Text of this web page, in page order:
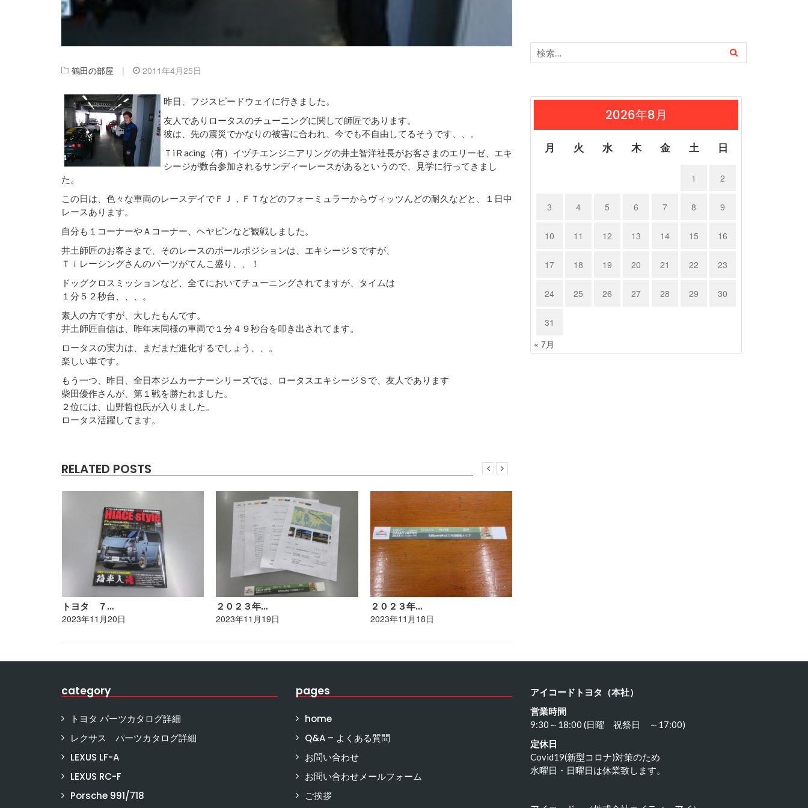
鶴田の部屋 | 2011年4月25日
昨日、フジスピードウェイに行きました。
友人でありロータスのチューニングに関して師匠であります。
彼は、先の震災でかなりの被害に合われ、今でも不自由してるそうです、、。
ＴiＲacing（有）イヅチエンジニアリングの井土智洋社長がお客さまのエリーゼ、エキ
シージが数台参加されるサンディーレースがあるというので、見学に行ってきまし
た。
この日は、色々な車両のレースデイでＦＪ，ＦＴなどのフォーミュラーからヴィッツんどの耐久などと、１日中
レースあります。
自分も１コーナーやＡコーナー、ヘヤピンなど観戦しました。
井土師匠のお客さまで、そのレースのポールポジションは、エキシージＳですが、
Ｔｉレーシングさんのパーツがてんこ盛り、、！
ドッグクロスミッションなど、全てにおいてチューニングされてますが、タイムは
１分５２秒台、、、。
素人の方ですが、大したもんです。
井土師匠自信は、昨年末同様の車両で１分４９秒台を叩き出されてます。
ロータスの実力は、まだまだ進化するでしょう、、。
楽しい車です。
もう一つ、昨日、全日本ジムカーナーシリーズでは、ロータスエキシージＳで、友人であります
柴田優作さんが、第１戦を勝たれました。
２位には、山野哲也氏が入りました。
ロータス活躍してます。
RELATED POSTS
トヨタ ７…
2023年11月20日
２０２３年…
2023年11月19日
２０２３年…
2023年11月18日
2026年8月
月 火 水 木 金 土 日
1 2
3 4 5 6 7 8 9
10 11 12 13 14 15 16
17 18 19 20 21 22 23
24 25 26 27 28 29 30
31
« 7月
category
トヨタ パーツカタログ詳細
レクサス パーツカタログ詳細
LEXUS LF-A
LEXUS RC-F
Porsche 991/718
pages
home
Q&A – よくある質問
お問い合わせ
お問い合わせメールフォーム
ご挨拶
アイコードトヨタ（本社）
営業時間
9:30～18:00 (日曜 祝祭日 ～17:00)
定休日
Covid19(新型コロナ)対策のため
水曜日・日曜日は休業致します。